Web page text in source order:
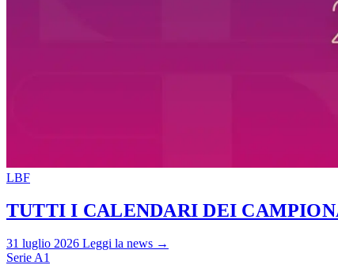
LBF
TUTTI I CALENDARI DEI
31 luglio 2026 Leggi la news →
Serie A1